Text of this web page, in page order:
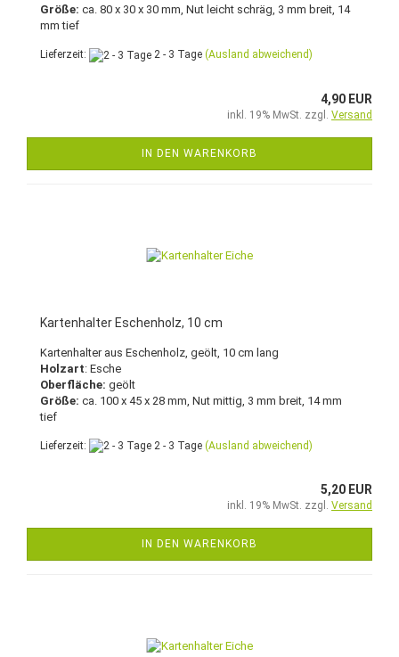
Größe: ca. 80 x 30 x 30 mm, Nut leicht schräg, 3 mm breit, 14
mm tief
Lieferzeit: 2 - 3 Tage (Ausland abweichend)
4,90 EUR
inkl. 19% MwSt. zzgl. Versand
IN DEN WARENKORB
Kartenhalter Eschenholz, 10 cm
Kartenhalter aus Eschenholz, geölt, 10 cm lang
Holzart: Esche
Oberfläche: geölt
Größe: ca. 100 x 45 x 28 mm, Nut mittig, 3 mm breit, 14 mm
tief
Lieferzeit: 2 - 3 Tage (Ausland abweichend)
5,20 EUR
inkl. 19% MwSt. zzgl. Versand
IN DEN WARENKORB